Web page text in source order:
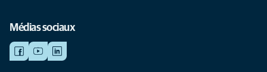
Médias sociaux